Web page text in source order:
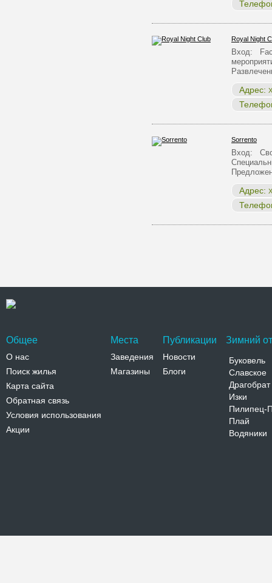
Royal Night
Вход:
Адрес:
Sorrento
Вход:
Адрес:
Общее
О нас
Поиск жилья
Карта сайта
Обратная связь
Условия использования
Акции
Места
Заведения
Магазины
Публикации
Новости
Блоги
Зимний
Буковель
Славское
Драгобрат
Изки
Пилипец-
Плай
Водяники